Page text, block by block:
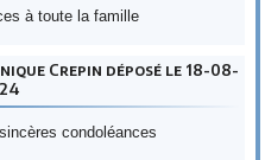
à toute la famille
Crepin déposé le 18-08-
condoléances